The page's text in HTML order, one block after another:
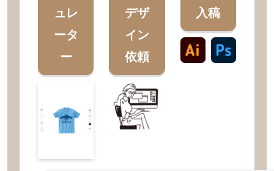
ュレ
ータ
ー
デザ
イン
依頼
入稿